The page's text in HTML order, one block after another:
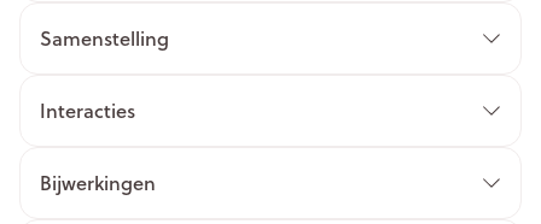
Samenstelling
Interacties
Bijwerkingen